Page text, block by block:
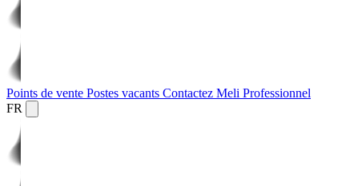
Points de vente Postes vacants Contactez Meli Professionnel
FR